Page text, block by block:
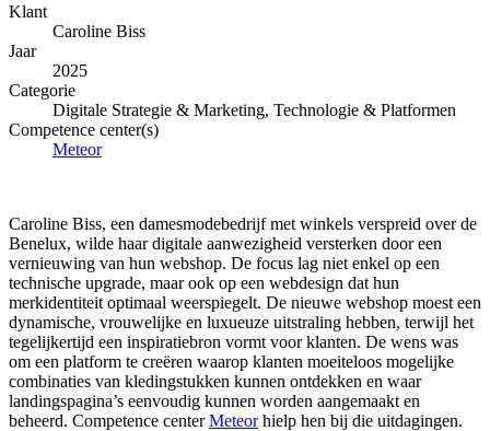
Klant
Caroline Biss
Jaar
2025
Categorie
Digitale Strategie & Marketing, Technologie & Platformen
Competence center(s)
Meteor
Caroline Biss, een damesmodebedrijf met winkels verspreid over de
Benelux, wilde haar digitale aanwezigheid versterken door een
vernieuwing van hun webshop. De focus lag niet enkel op een
technische upgrade, maar ook op een webdesign dat hun
merkidentiteit optimaal weerspiegelt. De nieuwe webshop moest een
dynamische, vrouwelijke en luxueuze uitstraling hebben, terwijl het
tegelijkertijd een inspiratiebron vormt voor klanten. De wens was
om een platform te creëren waarop klanten moeiteloos mogelijke
combinaties van kledingstukken kunnen ontdekken en waar
landingspagina’s eenvoudig kunnen worden aangemaakt en
beheerd. Competence centerMeteorhielp hen bij die uitdagingen.